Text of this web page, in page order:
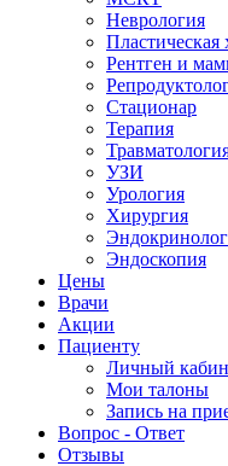
Неврология
Пластическая
Рентген и
Стационар
Терапия
УЗИ
Урология
Хирургия
Эндоскопия
Цены
Врачи
Акции
Пациенту
Личный
Мои талоны
Запись на
Вопрос - Ответ
Отзывы